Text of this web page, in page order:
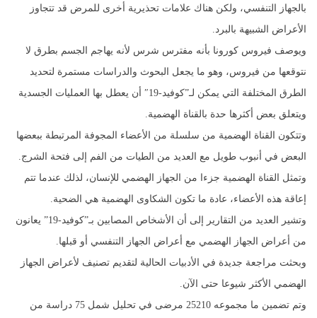
بالجهاز التنفسي، ولكن هناك علامات تحذيرية أخرى للمرض قد تتجاوز
الأعراض الشبيهة بالبرد.
ويوصف فيروس كورونا بأنه مفترس شرس لأنه يهاجم الجسم بطرق لا
نتوقعها من فيروس، وهو ما يجعل البحوث والدراسات مستمرة لتحديد
الطرق المختلفة التي يمكن لـ”كوفيد-19″ أن يعطل بها العمليات الجسدية
ويتعلق بعض أكثرها حدة بالقناة الهضمية.
وتتكون القناة الهضمية من سلسلة من الأعضاء المجوفة المرتبطة ببعضها
البعض في أنبوب طويل مع العديد من الطيات من الفم إلى فتحة الشرج.
وتمثل القناة الهضمية جزءا من الجهاز الهضمي للإنسان، لذلك عندما تتم
إعاقة هذه الأعضاء، عادة ما تكون الشكاوى الهضمية هي الضحية.
وتشير العديد من التقارير إلى أن الأشخاص المصابين بـ”كوفيد-19” يعانون
من أعراض الجهاز الهضمي مع أعراض الجهاز التنفسي أو قبلها.
وبحثت مراجعة جديدة في الأدبيات الحالية لتقديم تصنيف لأعراض الجهاز
الهضمي الأكثر شيوعا حتى الآن.
وتم تضمين ما مجموعه 25210 مرضى في تحليل شمل 75 دراسة من